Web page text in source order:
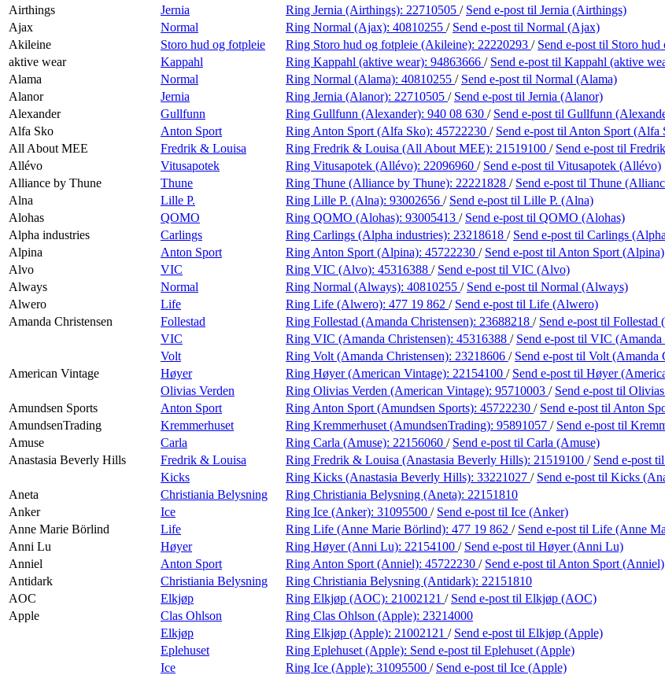
Airthings
Jernia Ring Jernia (Airthings): 22710505 / Send e-post til Jernia (Airthings)
Ajax
Normal Ring Normal (Ajax): 40810255 / Send e-post til Normal (Ajax)
Akileine
Storo hud og fotpleie Ring Storo hud og fotpleie (Akileine): 22220293 / Send e-post til Storo hud
aktive wear
Kappahl Ring Kappahl (aktive wear): 94863666 / Send e-post til Kappahl (aktive
Alama
Normal Ring Normal (Alama): 40810255 / Send e-post til Normal (Alama)
Alanor
Jernia Ring Jernia (Alanor): 22710505 / Send e-post til Jernia (Alanor)
Alexander
Gullfunn Ring Gullfunn (Alexander): 940 08 630 / Send e-post til Gullfunn
Alfa Sko
Anton Sport Ring Anton Sport (Alfa Sko): 45722230 / Send e-post til Anton Sport (Alfa
All About MEE
Fredrik & Louisa Ring Fredrik & Louisa (All About MEE): 21519100 / Send e-post til
Allévo
Vitusapotek Ring Vitusapotek (Allévo): 22096960 / Send e-post til Vitusapotek (Allévo)
Alliance by Thune
Thune Ring Thune (Alliance by Thune): 22221828 / Send e-post til Thune
Alna
Lille P. Ring Lille P. (Alna): 93002656 / Send e-post til Lille P. (Alna)
Alohas
QOMO Ring QOMO (Alohas): 93005413 / Send e-post til QOMO (Alohas)
Alpha industries
Carlings Ring Carlings (Alpha industries): 23218618 / Send e-post til Carlings
Alpina
Anton Sport Ring Anton Sport (Alpina): 45722230 / Send e-post til Anton Sport (Alpina)
Alvo
VIC Ring VIC (Alvo): 45316388 / Send e-post til VIC (Alvo)
Always
Normal Ring Normal (Always): 40810255 / Send e-post til Normal (Always)
Alwero
Life Ring Life (Alwero): 477 19 862 / Send e-post til Life (Alwero)
Amanda Christensen
Follestad Ring Follestad (Amanda Christensen): 23688218 / Send e-post til Follestad
VIC
Ring VIC (Amanda Christensen): 45316388 / Send e-post til VIC (Amanda
Volt
Ring Volt (Amanda Christensen): 23218606 / Send e-post til Volt (Amanda
American Vintage
Høyer Ring Høyer (American Vintage): 22154100 / Send e-post til Høyer
Olivias Verden
Ring Olivias Verden (American Vintage): 95710003 / Send e-post til
Amundsen Sports
Anton Sport Ring Anton Sport (Amundsen Sports): 45722230 / Send e-post til Anton
AmundsenTrading
Kremmerhuset Ring Kremmerhuset (AmundsenTrading): 95891057 / Send e-post til
Amuse
Carla Ring Carla (Amuse): 22156060 / Send e-post til Carla (Amuse)
Anastasia Beverly Hills
Fredrik & Louisa Ring Fredrik & Louisa (Anastasia Beverly Hills): 21519100 / Send e-post
Kicks
Ring Kicks (Anastasia Beverly Hills): 33221027 / Send e-post til Kicks
Aneta
Christiania Belysning Ring Christiania Belysning (Aneta): 22151810
Anker
Ice Ring Ice (Anker): 31095500 / Send e-post til Ice (Anker)
Anne Marie Börlind
Life Ring Life (Anne Marie Börlind): 477 19 862 / Send e-post til Life (Anne
Anni Lu
Høyer Ring Høyer (Anni Lu): 22154100 / Send e-post til Høyer (Anni Lu)
Anniel
Anton Sport Ring Anton Sport (Anniel): 45722230 / Send e-post til Anton Sport (Anniel)
Antidark
Christiania Belysning Ring Christiania Belysning (Antidark): 22151810
AOC
Elkjøp Ring Elkjøp (AOC): 21002121 / Send e-post til Elkjøp (AOC)
Apple
Clas Ohlson Ring Clas Ohlson (Apple): 23214000
Elkjøp
Ring Elkjøp (Apple): 21002121 / Send e-post til Elkjøp (Apple)
Eplehuset
Ring Eplehuset (Apple): Send e-post til Eplehuset (Apple)
Ice
Ring Ice (Apple): 31095500 / Send e-post til Ice (Apple)